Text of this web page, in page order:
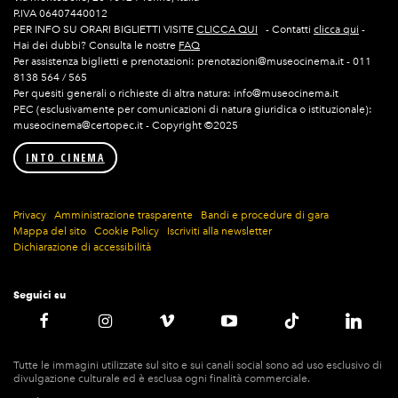
P.IVA 06407440012
PER INFO SU ORARI BIGLIETTI VISITE CLICCA QUI - Contatti clicca qui -
Hai dei dubbi? Consulta le nostre FAQ
Per assistenza biglietti e prenotazioni: prenotazioni@museocinema.it - 011
8138 564 / 565
Per quesiti generali o richieste di altra natura: info@museocinema.it
PEC (esclusivamente per comunicazioni di natura giuridica o istituzionale):
museocinema@certopec.it - Copyright ©2025
INTO CINEMA
Privacy Amministrazione trasparente
Bandi e procedure di gara
Mappa del sito
Cookie Policy
Iscriviti alla newsletter
Dichiarazione di accessibilità
Seguici su
Tutte le immagini utilizzate sul sito e sui canali social sono ad uso esclusivo di
divulgazione culturale ed è esclusa ogni finalità commerciale.